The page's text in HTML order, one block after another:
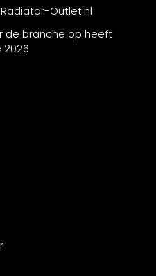
Outlet.nl
de branche op heeft
2026